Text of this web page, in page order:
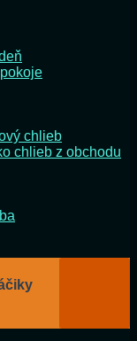
chlieb
chlieb z obchodu